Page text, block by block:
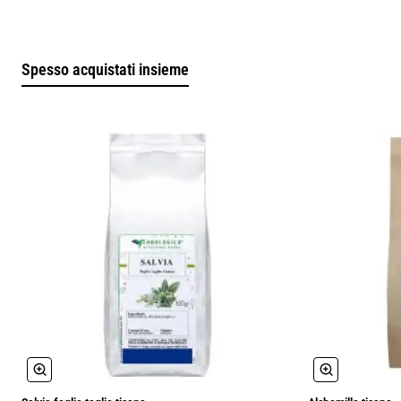
problematiche.Chiunque soffra di calcoli renali o anche di
Come preparare la tisana Centinodia pianta
Per quanto riguarda il metodo per come preparare la tisana
Centinodia pianta si consiglia di usare questa tecnica in modo
che ci sia un rilascio totale dei nutrienti contenuti al suo
interno e quindi portare una sicura azione benefica
Allora: come preparare la tisana Centinodia pianta? Mettiamo
a bollire l’acqua e, prima che ci sia l’ebollizione, si deve
Spesso acquistati insieme